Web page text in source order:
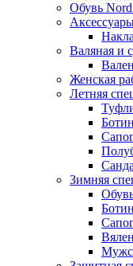
Обувь
Валяная и
Женская
Летняя
Зимняя